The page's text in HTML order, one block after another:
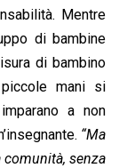
Mentre
di bambine
di bambino
mani si
a non
“Ma
senza